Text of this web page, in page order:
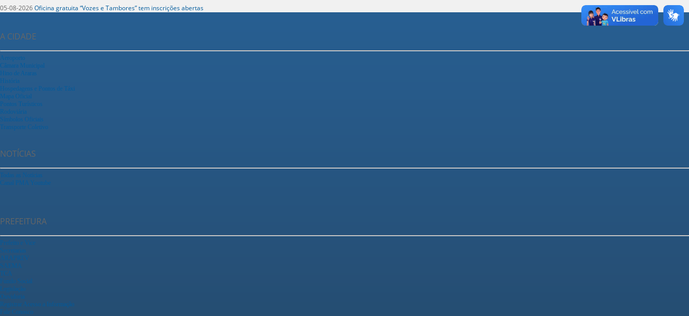
05-08-2026Oficina gratuita “Vozes e Tambores” tem inscrições abertas
A CIDADE
Aeroporto
Câmara Municipal
Hino de Araras
História
Hospedagens e Pontos de Táxi
Mapa Oficial
Pontos Turísticos
Rodoviária
Símbolos Oficiais
Transporte Coletivo
NOTÍCIAS
Todas as Notícias
Canal PMA Youtube
PREFEITURA
Prefeito e Vice
Secretarias
ARAPREV
SAEMA
TCA
Fundo Social
Legislação
Ouvidoria
Registrar Acesso a Informação
Fale Conosco